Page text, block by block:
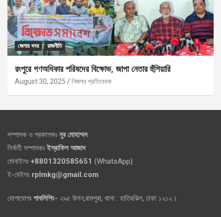
জেলার খবর রাজনীতি
রংপুরে গণঅধিকার পরিষদের বিক্ষোভ, জাপা নেতার হুঁশিয়ারি
August 30, 2025 নিজস্ব প্রতিবেদক
সম্পাদক ও প্রকাশকঃ নুর মোহাম্মদ
নির্বাহী সম্পাদকঃ ইস্রাফিল আজাদ
মোবাইলঃ +8801320585651 (WhatsApp)
ই-মেইলঃ rplmkg@gmail.com
যোগাযোগঃ পাবলিশিং- ২৯৫ উলন,রামপুরা, থানা : হাতিরঝিল, ঢাকা ১২১২।